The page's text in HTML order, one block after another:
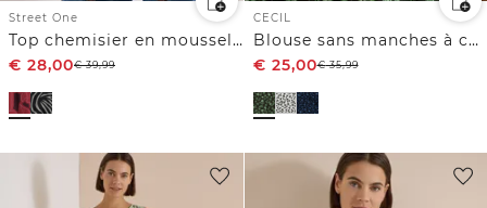
Street One
Top chemisier en mousseline avec col fendu
€ 28,00€39,99
CECIL
Blouse sans manches à col fendu et imprimé palmiers
€ 25,00€35,99